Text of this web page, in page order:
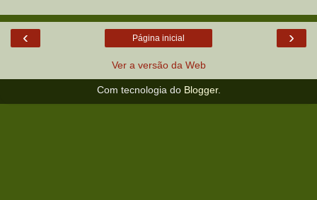
‹ ›
Página inicial
Ver a versão da Web
Com tecnologia do Blogger.